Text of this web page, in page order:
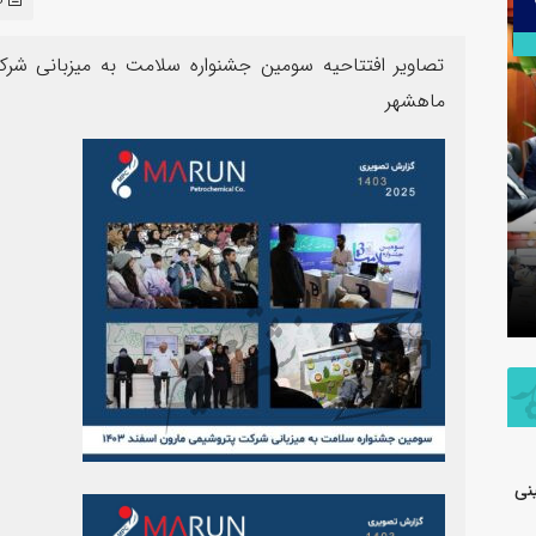
تصاویر افتتاحیه سومین جشنواره سلامت به
ماهشهر
اطلاعیه شفاف‌سازی شرکت پتروشیمی جم
در خصوص مالکیت و مدیریت واحد
تولیدی پلی‌اتیلن سنگین